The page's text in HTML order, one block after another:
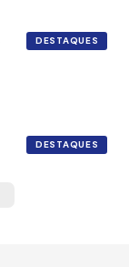
DESTAQUES
DESTAQUES